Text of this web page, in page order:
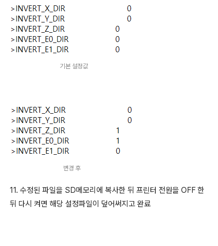
기본 설정값
변경 후
11. 수정된 파일을 SD메모리에 복사한 뒤 프린터 전원을 OFF 한
뒤 다시 켜면 해당 설정파일이 덮어써지고 완료